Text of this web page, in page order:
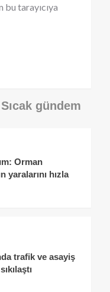
tarayıcıya
Sıcak gündem
Orman
yaralarını hızla
trafik ve asayiş